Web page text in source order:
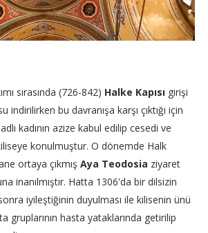
sırasında (726-842) Halke Kapısıgirişi
bu davranışa karşı çıktığı için
kadının azize kabul edilip cesedi ve
konulmuştur. O dönemde Halk
ortaya çıkmış Aya Teodosia ziyaret
inanılmıştır. Hatta 1306'da bir dilsizin
iyileştiğinin duyulması ile kilisenin ünü
gruplarının hasta yataklarında getirilip